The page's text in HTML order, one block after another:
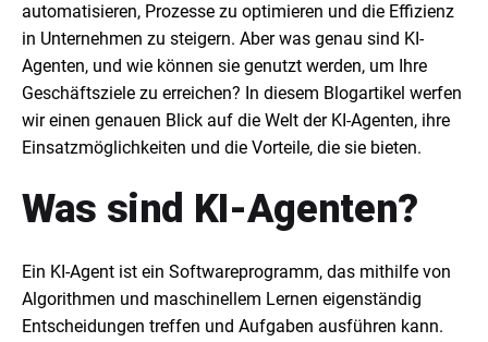
automatisieren, Prozesse zu optimieren und die Effizienz
in Unternehmen zu steigern. Aber was genau sind KI-
Agenten, und wie können sie genutzt werden, um Ihre
Geschäftsziele zu erreichen? In diesem Blogartikel werfen
wir einen genauen Blick auf die Welt der KI-Agenten, ihre
Einsatzmöglichkeiten und die Vorteile, die sie bieten.
Was sind KI-Agenten?
Ein KI-Agent ist ein Softwareprogramm, das mithilfe von
Algorithmen und maschinellem Lernen eigenständig
Entscheidungen treffen und Aufgaben ausführen kann.